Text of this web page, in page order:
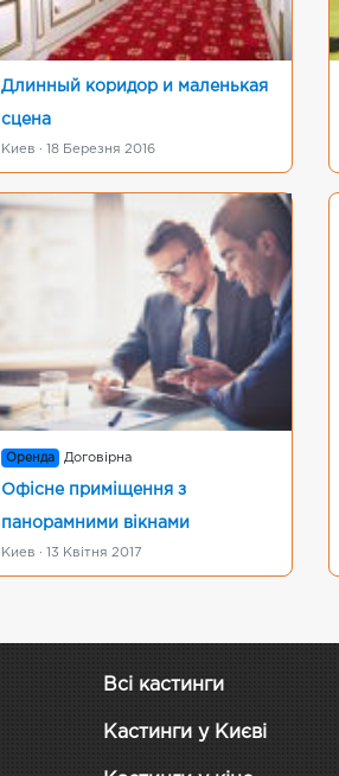
Длинный коридор и маленькая
сцена
Киев · 18 Березня 2016
Оренда Договірна
Офісне приміщення з
панорамними вікнами
Киев · 13 Квітня 2017
Всі кастинги
Кастинги у Києві